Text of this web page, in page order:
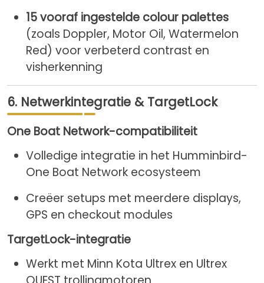
15 vooraf ingestelde colour palettes
(zoals Doppler, Motor Oil, Watermelon
Red) voor verbeterd contrast en
visherkenning
6. Netwerkintegratie & TargetLock
One Boat Network-compatibiliteit
Volledige integratie in het Humminbird-
One Boat Network ecosysteem
Creëer setups met meerdere displays,
GPS en checkout modules
TargetLock-integratie
Werkt met Minn Kota Ultrex en Ultrex